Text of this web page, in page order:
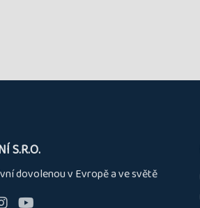
S.R.O.
dovolenou v Evropě a ve světě